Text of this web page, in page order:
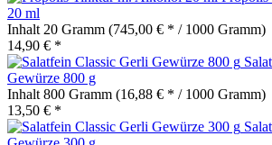
20 ml
Inhalt 20 Gramm (745,00 € * / 1000 Gramm)
14,90 € *
Gewürze 800 g
Inhalt 800 Gramm (16,88 € * / 1000 Gramm)
13,50 € *